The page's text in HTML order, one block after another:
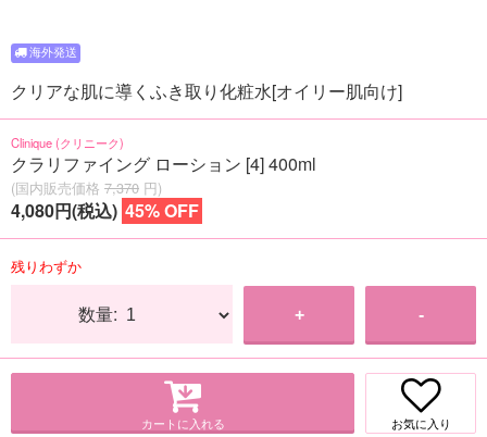
クリアな肌に導くふき取り化粧水[オイリー肌向け]
Clinique (クリニーク)
クラリファイング ローション [4] 400ml
(国内販売価格 7,370 円)
4,080円(税込) 45% OFF
残りわずか
数量: + -
カートに入れる お気に入り